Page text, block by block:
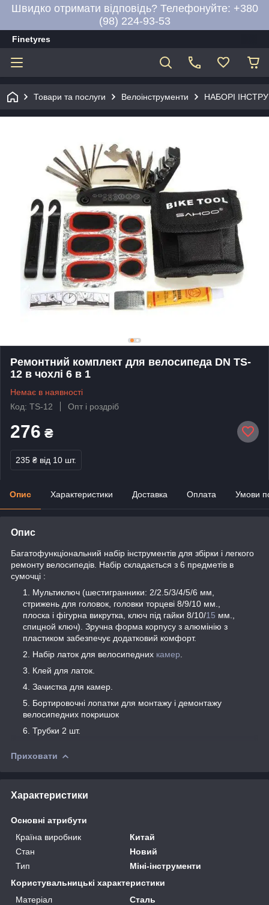
Швидко отримати відповідь? Телефонуйте: +380
(98) 224-93-53
Finetyres
Товари та послуги Велоінструменти НАБОРІ
Ремонтний комплект для велосипеда DN TS-
12 в чохлі 6 в 1
Немає в наявності
Код: TS-12
Опт і роздріб
276 ₴
235 ₴ від 10 шт.
Опис Характеристики Доставка Оплата Умови
Опис
Багатофункціональний набір інструментів для збірки і легкого
ремонту велосипедів. Набір складається з 6 предметів в
сумочці :
Мультиключ (шестигранники: 2/2.5/3/4/5/6 мм,
стрижень для головок, головки торцеві 8/9/10 мм.,
плоска і фігурна викрутка, ключ під гайки 8/10/15 мм.,
спицной ключ). Зручна форма корпусу з алюмінію з
пластиком забезпечує додатковий комфорт.
Набір латок для велосипедних камер
Клей для латок.
Зачистка для камер.
Бортировочні лопатки для монтажу і демонтажу
велосипедних покришок
Трубки 2 шт.
Приховати
Характеристики
Основні атрибути
Країна виробник
Китай
Стан
Новий
Тип
Міні-інструменти
Користувальницькі характеристики
Матеріал
Сталь